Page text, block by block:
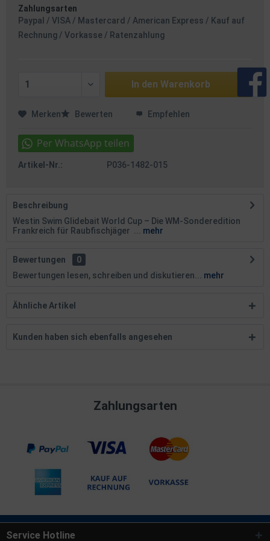
Zahlungsarten
Paypal / VISA / Mastercard / American Express / Kauf auf
Rechnung / Vorkasse / Ratenzahlung
In den Warenkorb
Merken Bewerten Empfehlen
Artikel-Nr.: P036-1482-015
Beschreibung
Westin Swim Glidebait World Cup – Die WM-Sonderedition
Frankreich für Raubfischjäger ...
mehr
Bewertungen
0
Bewertungen lesen, schreiben und diskutieren...
mehr
Ähnliche Artikel
Kunden haben sich ebenfalls angesehen
Zahlungsarten
Service Hotline